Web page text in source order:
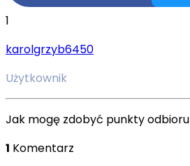
1
karolgrzyb6450
Użytkownik
Jak mogę zdobyć punkty odbioru
1 Komentarz